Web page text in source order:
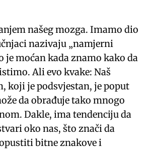
našeg mozga. Imamo dio
nazivaju „namjerni
je moćan kada znamo kako da
Ali evo kvake: Naš
koji je podsvjestan, je poput
da obrađuje tako mnogo
Dakle, ima tendenciju da
oko nas, što znači da
bitne znakove i